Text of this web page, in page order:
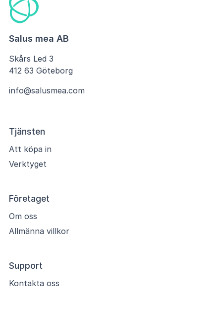
Salus mea AB
Skårs Led 3
412 63 Göteborg
info@salusmea.com
Tjänsten
Att köpa in
Verktyget
Företaget
Om oss
Allmänna villkor
Support
Kontakta oss